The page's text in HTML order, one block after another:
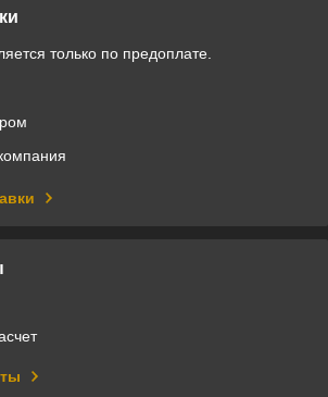
только по предоплате.